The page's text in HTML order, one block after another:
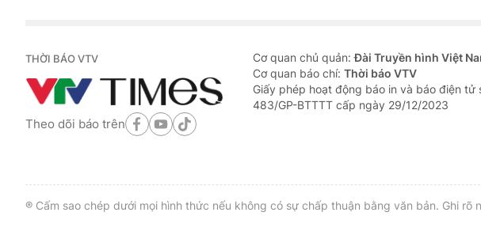
THỜI BÁO VTV
Theo dõi báo trên
Cơ quan chủ quản:Đài Truyền hình Việt
Cơ quan báo chí: Thời báo VTV
Giấy phép hoạt động báo in và báo điện tử
483/GP-BTTTT cấp ngày 29/12/2023
® Cấm sao chép dưới mọi hình thức nếu không có sự chấp thuận bằng văn bản. Ghi rõ